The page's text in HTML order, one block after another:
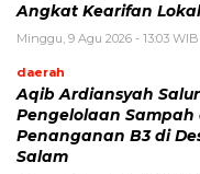
Angkat Kearifan
Minggu, 9 Agu 2026 - 13:03 WIB
daerah
Aqib Ardiansyah
Pengelolaan Sampah
Penanganan B3 di
Salam